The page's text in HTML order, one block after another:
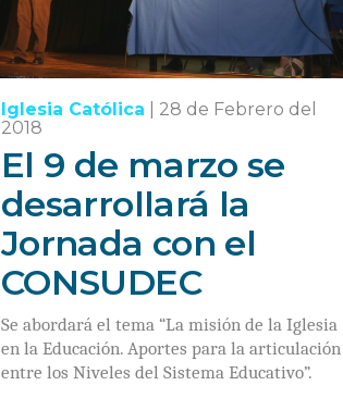
Iglesia Católica
28 de Febrero del
2018
El 9 de marzo se
desarrollará la
Jornada con el
CONSUDEC
Se abordará el tema “La misión de la Iglesia
en la Educación. Aportes para la articulación
entre los Niveles del Sistema Educativo”.